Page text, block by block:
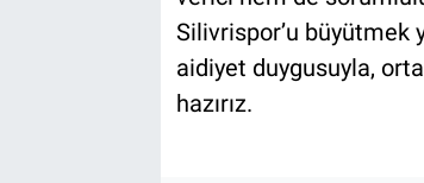
Silivrispor’u büyütmek
aidiyet duygusuyla,
hazırız.